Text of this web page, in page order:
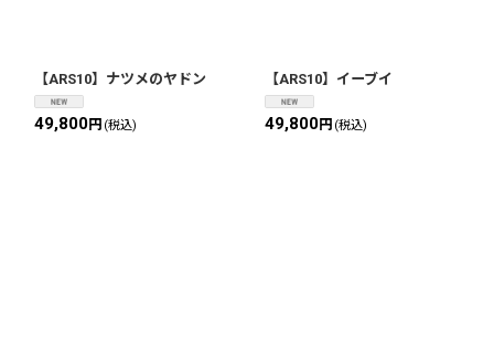
【ARS10】ナツメのヤドン
49,800円 (税込)
【ARS10】イーブイ
49,800円 (税込)